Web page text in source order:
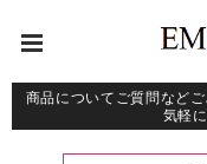
商品についてご質問など
気軽